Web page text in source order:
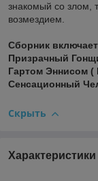
знакомый со злом,
возмездием.
Сборник
Призрачный
Гартом Эннисом (
Сенсационный
Скрыть
Характеристики